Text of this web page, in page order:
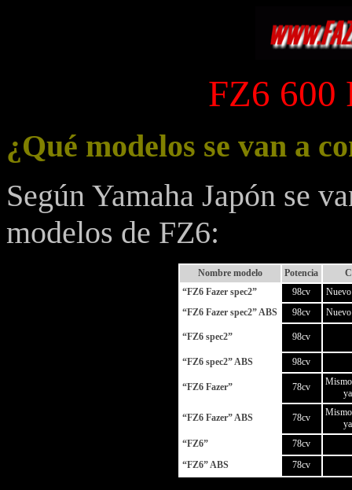
FZ6 600
¿Qué modelos se van a
Según Yamaha Japón se
modelos de FZ6:
Nombre modelo Potencia
“FZ6 Fazer spec2”
98cv
Nuevo
“FZ6 Fazer spec2” ABS
98cv Nuevo
“FZ6 spec2” 98cv
“FZ6 spec2” ABS 98cv
“FZ6 Fazer” 78cv
Mismo
“FZ6 Fazer” ABS 78cv
Mismo
“FZ6”
78cv
“FZ6” ABS
78cv